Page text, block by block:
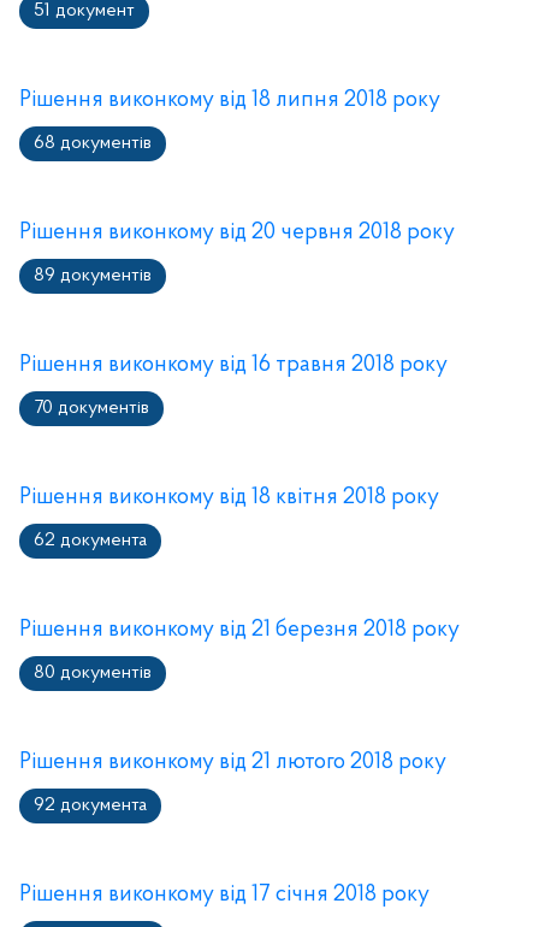
51 документ
Рішення виконкому від 18 липня 2018 року
68 документів
Рішення виконкому від 20 червня 2018 року
89 документів
Рішення виконкому від 16 травня 2018 року
70 документів
Рішення виконкому від 18 квітня 2018 року
62 документа
Рішення виконкому від 21 березня 2018 року
80 документів
Рішення виконкому від 21 лютого 2018 року
92 документа
Рішення виконкому від 17 січня 2018 року